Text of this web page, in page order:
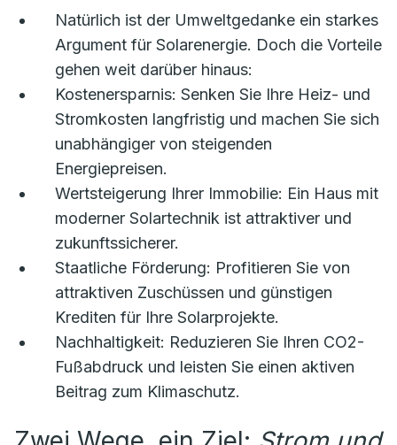
Natürlich ist der Umweltgedanke ein starkes
Argument für Solarenergie. Doch die Vorteile
gehen weit darüber hinaus:
Kostenersparnis: Senken Sie Ihre Heiz- und
Stromkosten langfristig und machen Sie sich
unabhängiger von steigenden
Energiepreisen.
Wertsteigerung Ihrer Immobilie: Ein Haus mit
moderner Solartechnik ist attraktiver und
zukunftssicherer.
Staatliche Förderung: Profitieren Sie von
attraktiven Zuschüssen und günstigen
Krediten für Ihre Solarprojekte.
Nachhaltigkeit: Reduzieren Sie Ihren CO2-
Fußabdruck und leisten Sie einen aktiven
Beitrag zum Klimaschutz.